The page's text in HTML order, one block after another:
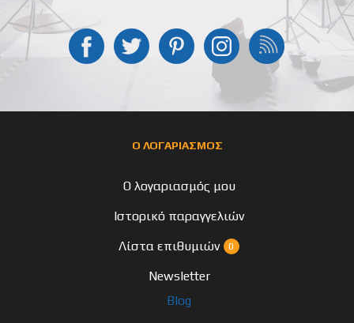
Ο ΛΟΓΑΡΙΑΣΜΟΣ
Ο λογαριασμός μου
Ιστορικό παραγγελιών
Λίστα επιθυμιών
0
Newsletter
Blog